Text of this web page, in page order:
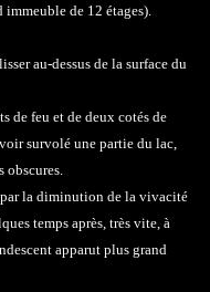
immeuble de 12 étages).
au-dessus de la surface du
de feu et de deux cotés de
survolé une partie du lac,
obscures.
par la diminution de la vivacité
temps après, très vite, à
apparut plus grand